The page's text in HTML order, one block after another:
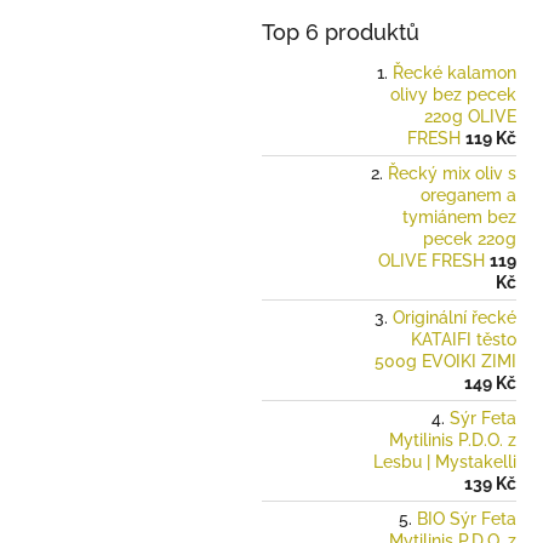
Top 6 produktů
Řecké kalamon
olivy bez pecek
220g OLIVE
FRESH 119 Kč
Řecký mix oliv s
oreganem a
tymiánem bez
pecek 220g
OLIVE FRESH 119
Kč
Originální řecké
KATAIFI těsto
500g EVOIKI ZIMI
149 Kč
Sýr Feta
Mytilinis P.D.O. z
Lesbu | Mystakelli
139 Kč
BIO Sýr Feta